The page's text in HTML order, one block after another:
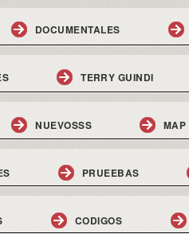
DOCUMENTALES
TERRY GUINDI
NUEVOSSS MAP
PRUEEBAS
CODIGOS